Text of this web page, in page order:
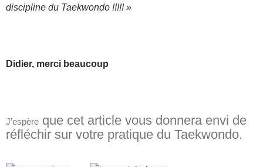
discipline du Taekwondo !!!!! »
Didier, merci beaucoup
J’espère que cet article vous donnera envi de
réfléchir sur votre pratique du Taekwondo.